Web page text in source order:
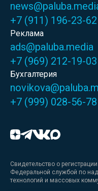
+7 (911) 196-23-62
Реклама
ads@paluba.media
+7 (969) 212-19-03
Бухгалтерия
+7 (999) 028-56-78
Свидетельство о
Федеральной службой по
технологий и массовых